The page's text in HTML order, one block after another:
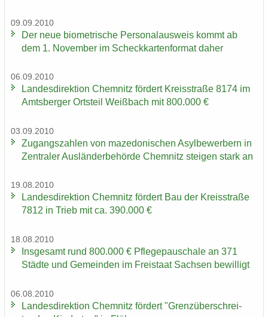
09.09.2010
Der neue bio­me­tri­sche Per­so­nal­aus­weis kommt ab
dem 1. No­vem­ber im Scheck­kar­ten­for­mat daher
06.09.2010
Lan­des­di­rek­ti­on Chem­nitz för­dert Kreis­stra­ße 8174 im
Amts­ber­ger Orts­teil Weiß­bach mit 800.000 €
03.09.2010
Zu­gangs­zah­len von ma­ze­do­ni­schen Asyl­be­wer­bern in
Zen­tra­ler Aus­län­der­be­hör­de Chem­nitz stei­gen stark an
19.08.2010
Lan­des­di­rek­ti­on Chem­nitz för­dert Bau der Kreis­stra­ße
7812 in Trieb mit ca. 390.000 €
18.08.2010
Ins­ge­samt rund 800.000 € Pfle­ge­pau­scha­le an 371
Städ­te und Ge­mein­den im Frei­staat Sach­sen be­wil­ligt
06.08.2010
Lan­des­di­rek­ti­on Chem­nitz för­dert "Grenz­über­schrei­